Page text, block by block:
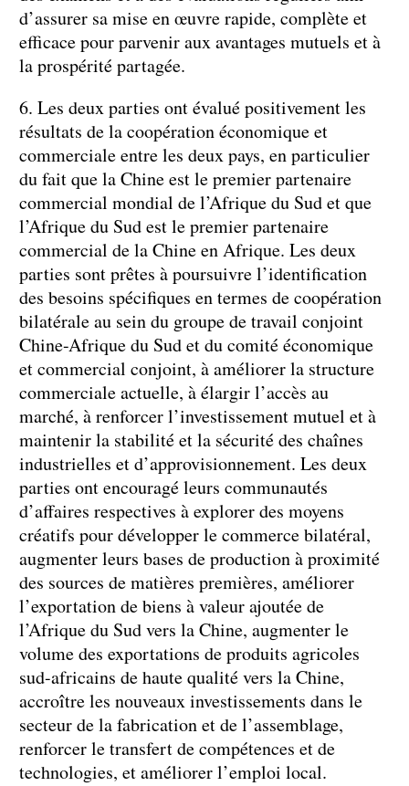
d’assurer sa mise en œuvre rapide, complète et
efficace pour parvenir aux avantages mutuels et à
la prospérité partagée.
6. Les deux parties ont évalué positivement les
résultats de la coopération économique et
commerciale entre les deux pays, en particulier
du fait que la Chine est le premier partenaire
commercial mondial de l’Afrique du Sud et que
l’Afrique du Sud est le premier partenaire
commercial de la Chine en Afrique. Les deux
parties sont prêtes à poursuivre l’identification
des besoins spécifiques en termes de coopération
bilatérale au sein du groupe de travail conjoint
Chine-Afrique du Sud et du comité économique
et commercial conjoint, à améliorer la structure
commerciale actuelle, à élargir l’accès au
marché, à renforcer l’investissement mutuel et à
maintenir la stabilité et la sécurité des chaînes
industrielles et d’approvisionnement. Les deux
parties ont encouragé leurs communautés
d’affaires respectives à explorer des moyens
créatifs pour développer le commerce bilatéral,
augmenter leurs bases de production à proximité
des sources de matières premières, améliorer
l’exportation de biens à valeur ajoutée de
l’Afrique du Sud vers la Chine, augmenter le
volume des exportations de produits agricoles
sud-africains de haute qualité vers la Chine,
accroître les nouveaux investissements dans le
secteur de la fabrication et de l’assemblage,
renforcer le transfert de compétences et de
technologies, et améliorer l’emploi local.